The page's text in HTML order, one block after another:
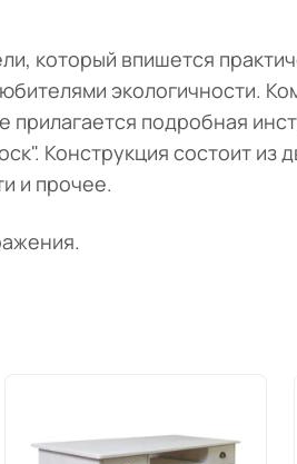
который впишется
экологичности.
подробная
Конструкция состоит из
и прочее.